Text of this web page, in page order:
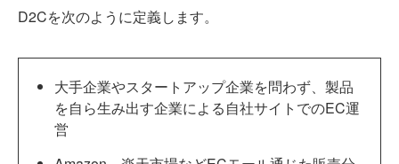
D2Cを次のように定義します。
大手企業やスタートアップ企業を問わず、製品
を自ら生み出す企業による自社サイトでのEC運
営